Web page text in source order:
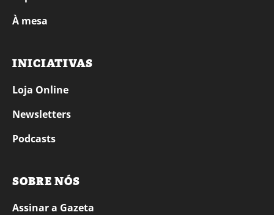
À mesa
INICIATIVAS
Loja Online
Newsletters
Podcasts
SOBRE NÓS
Assinar a Gazeta